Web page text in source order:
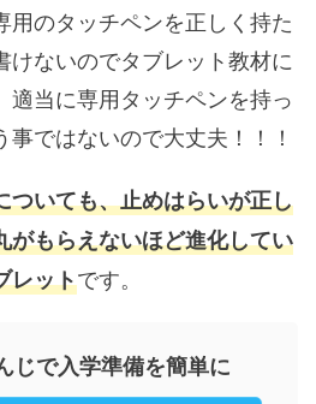
用のタッチペンを正しく持た
けないのでタブレット教材に
適当に専用タッチペンを持っ
ではないので大丈夫！！！
ついても、止めはらいが正し
がもらえないほど進化してい
レットです。
じで入学準備を簡単に